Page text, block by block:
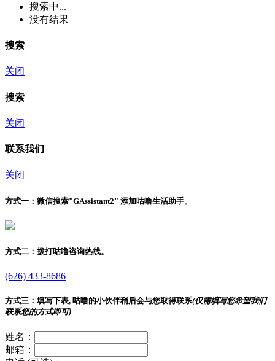
搜索中...
没有结果
搜索
关闭
搜索
关闭
联系我们
关闭
方式一： 微信搜索"GAssistant2" 添加咕噜生活助手。
方式二： 拨打咕噜咨询热线。
(626) 433-8686
方式三： 填写下表, 咕噜的小伙伴稍后会与您取得联系(仅需填写您希望我们
联系您的方式即可)
姓名：
邮箱：